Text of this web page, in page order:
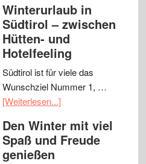
Winterurlaub in
Südtirol – zwischen
Hütten- und
Hotelfeeling
Südtirol ist für viele das
Wunschziel Nummer 1, …
[Weiterlesen...]
Den Winter mit viel
Spaß und Freude
genießen